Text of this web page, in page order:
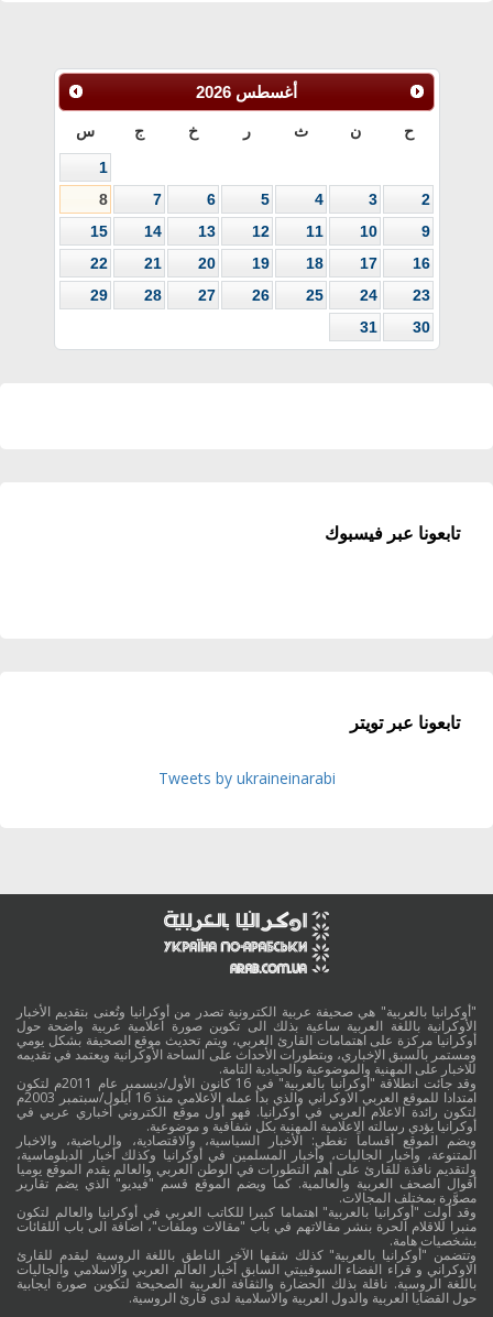
أغسطس 2026
ح ن ث ر خ ج س
1
2
3
4
5
6
7
8
9
10
11
12
13
14
15
16
17
18
19
20
21
22
23
24
25
26
27
28
29
30
31
تابعونا عبر فيسبوك
تابعونا عبر تويتر
Tweets by ukraineinarabi
"أوكرانيا بالعربية" هي صحيفة عربية الكترونية تصدر من أوكرانيا وتُعنى بتقديم الأخبار
الأوكرانية باللغة العربية ساعية بذلك الى تكوين صورة اعلامية عربية واضحة حول
أوكرانيا مركزة على اهتمامات القارئ العربي، ويتم تحديث موقع الصحيفة بشكل يومي
ومستمر بالسبق الإخباري، وبتطورات الأحداث على الساحة الأوكرانية ويعتمد في تقديمه
للاخبار على المهنية والموضوعية والحيادية التامة.
وقد جائت انطلاقة "أوكرانيا بالعربية" في 16 كانون الأول/ديسمبر عام 2011م لتكون
امتدادا للموقع العربي الاوكراني والذي بدأ عمله الاعلامي منذ 16 أيلول/سبتمبر 2003م
لتكون رائدة الاعلام العربي في أوكرانيا. فهو أول موقع الكتروني أخباري عربي في
أوكرانيا يؤدي رسالته الاعلامية المهنية بكل شفافية و موضوعية.
ويضم الموقع أقساماً تغطي: الأخبار السياسية، والاقتصادية، والرياضية، والاخبار
المتنوعة، وأخبار الجاليات، وأخبار المسلمين في أوكرانيا وكذلك أخبار الدبلوماسية،
ولتقديم نافذة للقارئ على أهم التطورات في الوطن العربي والعالم يقدم الموقع يوميا
أقوال الصحف العربية والعالمية. كما ويضم الموقع قسم "فيديو" الذي يضم تقارير
مصوَّرة بمختلف المجالات.
وقد أولت "أوكرانيا بالعربية" اهتماما كبيرا للكاتب العربي في أوكرانيا والعالم لتكون
منبرا للاقلام الحرة بنشر مقالاتهم في باب "مقالات وملفات"، اضافة الى باب اللقائات
بشخصيات هامة.
وتتضمن "أوكرانيا بالعربية" كذلك شقها الآخر الناطق باللغة الروسية ليقدم للقارئ
الاوكراني و قراء الفضاء السوفييتي السابق أخبار العالم العربي والاسلامي والجاليات
باللغة الروسية. ناقلة بذلك الحضارة والثقافة العربية الصحيحة لتكوين صورة ايجابية
حول القضايا العربية والدول العربية والاسلامية لدى قارئ الروسية.